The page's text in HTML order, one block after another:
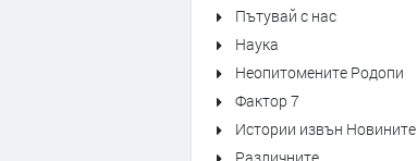
Пътувай с нас
Наука
Неопитомените Родопи
Фактор 7
Истории извън Новините